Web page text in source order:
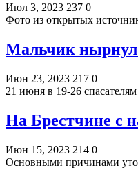
Июл 3, 2023 237 0
Фото из открытых
Мальчик нырнул
Июн 23, 2023 217 0
21 июня в 19-26
На Брестчине с
Июн 15, 2023 214 0
Основными причинами